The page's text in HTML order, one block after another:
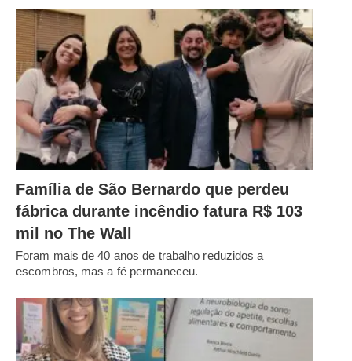
Família de São Bernardo que perdeu
fábrica durante incêndio fatura R$ 103
mil no The Wall
Foram mais de 40 anos de trabalho reduzidos a
escombros, mas a fé permaneceu.